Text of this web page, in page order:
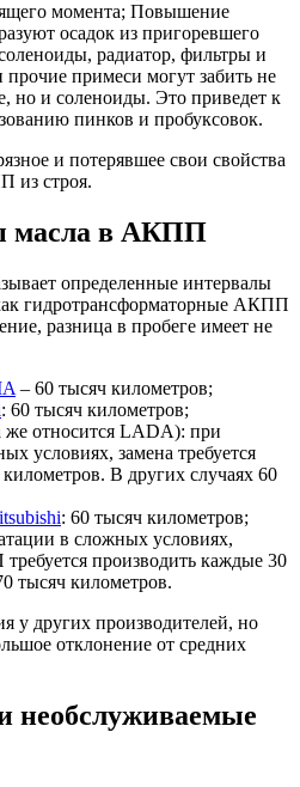
момента; Повышение
осадок из пригоревшего
радиатор, фильтры и
примеси могут забить не
но и соленоиды. Это приведет к
пинков и пробуксовок.
и потерявшее свои свойства
из строя.
масла в АКПП
определенные интервалы
гидротрансформаторные АКПП
разница в пробеге имеет не
– 60 тысяч километров;
: 60 тысяч километров;
же относится LADA): при
условиях, замена требуется
В других случаях 60
: 60 тысяч километров;
в сложных условиях,
производить каждые 30
тысяч километров.
у других производителей, но
отклонение от средних
необслуживаемые